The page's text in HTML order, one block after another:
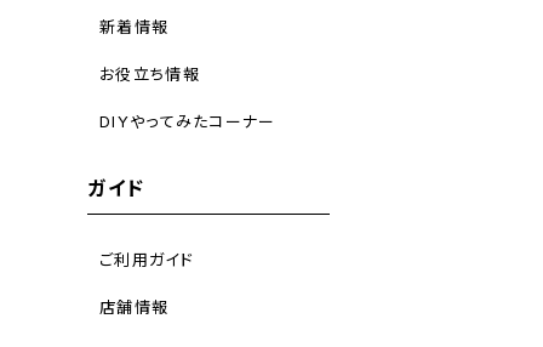
新着情報
お役立ち情報
DIYやってみたコーナー
ガイド
ご利用ガイド
店舗情報